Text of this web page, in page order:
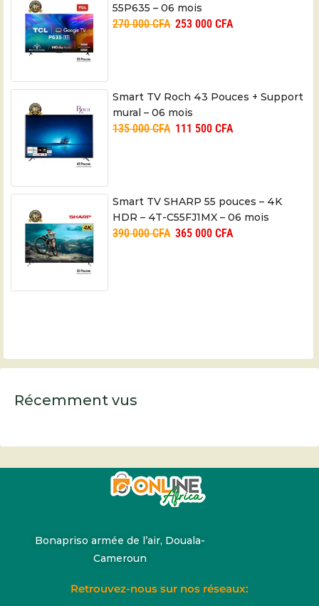
55P635 – 06 mois
270 000CFA 253 000 CFA
Smart TV Roch 43 Pouces + Support
mural – 06 mois
135 000CFA 111 500 CFA
Smart TV SHARP 55 pouces – 4K
HDR – 4T-C55FJ1MX – 06 mois
390 000CFA 365 000 CFA
Récemment vus
Bonapriso armée de l’air, Douala-
Cameroun
Retrouvez-nous sur nos réseaux: